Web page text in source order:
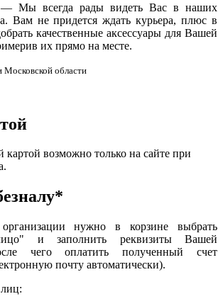
— Мы всегда рады видеть Вас в наших
Вам не придется ждать курьера, плюс в
качественные аксессуары для Вашей
их прямо на месте.
области
картой возможно только на сайте при
нужно в корзине выбрать
и заполнить реквизиты Вашей
чего оплатить полученный счет
почту автоматически).